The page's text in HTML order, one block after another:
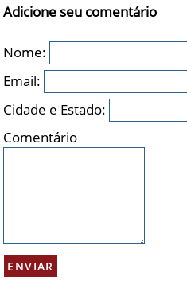
Adicione seu comentário
Nome:
Email:
Cidade e Estado:
Comentário